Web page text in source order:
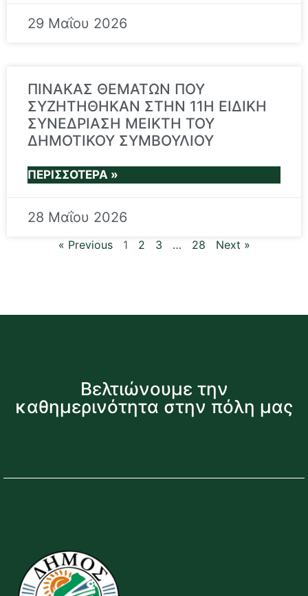
29 Μαΐου 2026
ΠΙΝΑΚΑΣ ΘΕΜΑΤΩΝ ΠΟΥ
ΣΥΖΗΤΗΘΗΚΑΝ ΣΤΗΝ 11Η ΕΙΔΙΚΗ
ΣΥΝΕΔΡΙΑΣΗ ΜΕΙΚΤΗ ΤΟΥ
ΔΗΜΟΤΙΚΟΥ ΣΥΜΒΟΥΛΙΟΥ
ΠΕΡΙΣΣΌΤΕΡΑ »
28 Μαΐου 2026
« Previous 1 2 3 … 28 Next »
Βελτιώνουμε την
καθημερινότητα στην πόλη μας